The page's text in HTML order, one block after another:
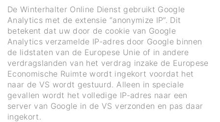
De Winterhalter Online Dienst gebruikt Google
Analytics met de extensie “anonymize IP”. Dit
betekent dat uw door de cookie van Google
Analytics verzamelde IP-adres door Google binnen
de lidstaten van de Europese Unie of in andere
verdragslanden van het verdrag inzake de Europese
Economische Ruimte wordt ingekort voordat het
naar de VS wordt gestuurd. Alleen in speciale
gevallen wordt het volledige IP-adres naar een
server van Google in de VS verzonden en pas daar
ingekort.